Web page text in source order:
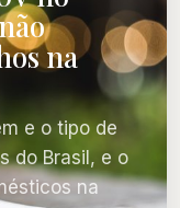
na
e o tipo de
do Brasil, e o
na